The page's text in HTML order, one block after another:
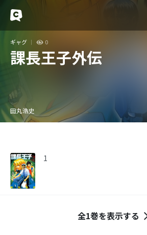
ギャグ 0
課長王子外伝
田丸浩史
1
全1巻を表示する